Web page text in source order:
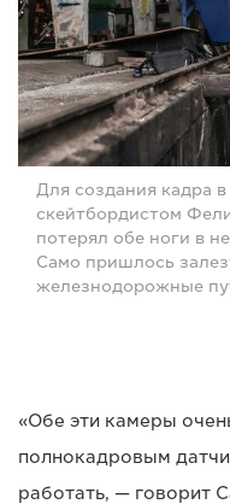
Для создания кадра
скейтбордистом
потерял обе ноги в
Само пришлось
железнодорожные
«Обе эти камеры
полнокадровым
работать, — говорит